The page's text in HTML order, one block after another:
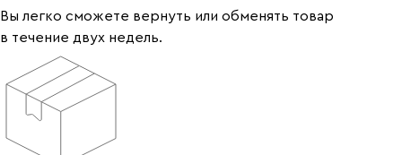
Вы легко сможете вернуть или обменять товар
в течение двух недель.